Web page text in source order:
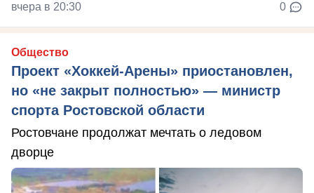
вчера в 20:30 0
Общество
Проект «Хоккей-Арены» приостановлен,
но «не закрыт полностью» — министр
спорта Ростовской области
Ростовчане продолжат мечтать о ледовом
дворце